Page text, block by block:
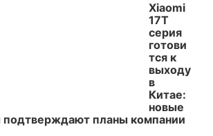
Xiaomi
17T
серия
готови
тся к
выходу
в
Китае:
новые
планы компании